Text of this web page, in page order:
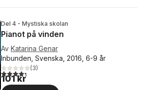
Del 4 - Mystiska skolan
Pianot på vinden
Av Katarina Genar
Inbunden, Svenska, 2016, 6-9 år
4,3utav 5 stjärnor. Totalt antal röster:
(3)
101 kr